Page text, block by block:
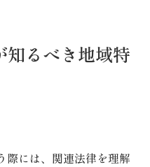
知るべき地域特
際には、関連法律を理解